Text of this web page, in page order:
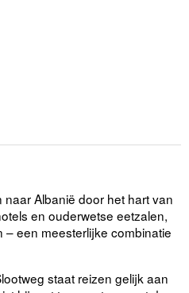
Albanië door het hart van
en ouderwetse eetzalen,
een meesterlijke combinatie
staat reizen gelijk aan